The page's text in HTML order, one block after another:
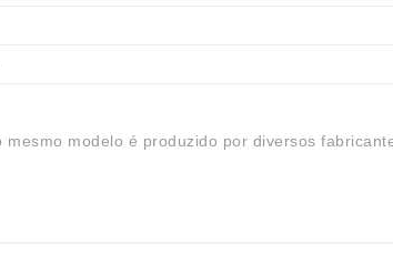
modelo é produzido por diversos